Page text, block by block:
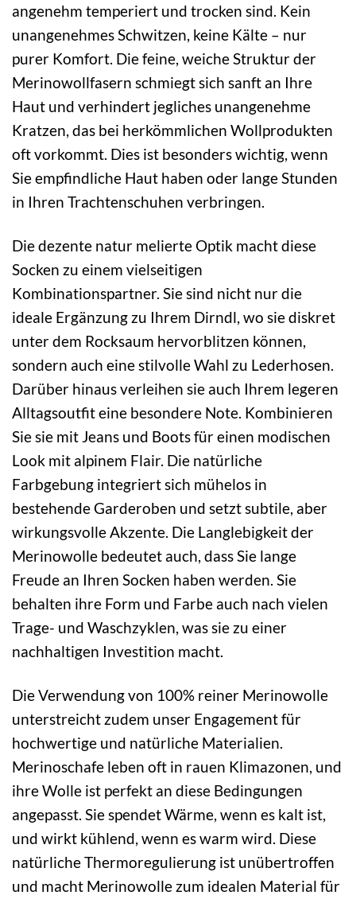
angenehm temperiert und trocken sind. Kein
unangenehmes Schwitzen, keine Kälte – nur
purer Komfort. Die feine, weiche Struktur der
Merinowollfasern schmiegt sich sanft an Ihre
Haut und verhindert jegliches unangenehme
Kratzen, das bei herkömmlichen Wollprodukten
oft vorkommt. Dies ist besonders wichtig, wenn
Sie empfindliche Haut haben oder lange Stunden
in Ihren Trachtenschuhen verbringen.
Die dezente natur melierte Optik macht diese
Socken zu einem vielseitigen
Kombinationspartner. Sie sind nicht nur die
ideale Ergänzung zu Ihrem Dirndl, wo sie diskret
unter dem Rocksaum hervorblitzen können,
sondern auch eine stilvolle Wahl zu Lederhosen.
Darüber hinaus verleihen sie auch Ihrem legeren
Alltagsoutfit eine besondere Note. Kombinieren
Sie sie mit Jeans und Boots für einen modischen
Look mit alpinem Flair. Die natürliche
Farbgebung integriert sich mühelos in
bestehende Garderoben und setzt subtile, aber
wirkungsvolle Akzente. Die Langlebigkeit der
Merinowolle bedeutet auch, dass Sie lange
Freude an Ihren Socken haben werden. Sie
behalten ihre Form und Farbe auch nach vielen
Trage- und Waschzyklen, was sie zu einer
nachhaltigen Investition macht.
Die Verwendung von 100% reiner Merinowolle
unterstreicht zudem unser Engagement für
hochwertige und natürliche Materialien.
Merinoschafe leben oft in rauen Klimazonen, und
ihre Wolle ist perfekt an diese Bedingungen
angepasst. Sie spendet Wärme, wenn es kalt ist,
und wirkt kühlend, wenn es warm wird. Diese
natürliche Thermoregulierung ist unübertroffen
und macht Merinowolle zum idealen Material für